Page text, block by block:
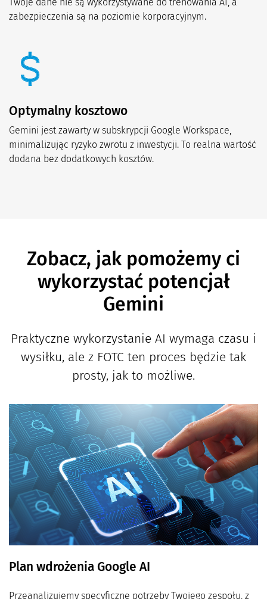
zabezpieczenia są na poziomie korporacyjnym.
Optymalny kosztowo
Gemini jest zawarty w subskrypcji Google Workspace,
minimalizując ryzyko zwrotu z inwestycji. To realna wartość
dodana bez dodatkowych kosztów.
Zobacz, jak pomożemy ci
wykorzystać potencjał
Gemini
Praktyczne wykorzystanie AI wymaga czasu i
wysiłku, ale z FOTC ten proces będzie tak
prosty, jak to możliwe.
Plan wdrożenia Google AI
Przeanalizujemy specyficzne potrzeby Twojego zespołu, z